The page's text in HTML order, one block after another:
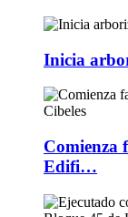
Inicia
Comienza
Edifi…